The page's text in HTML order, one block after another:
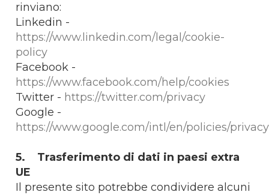
rinviano:
Linkedin -
https://www.linkedin.com/legal/cookie-
policy
Facebook -
https://www.facebook.com/help/cookies
Twitter - https://twitter.com/privacy
Google -
https://www.google.com/intl/en/policies/privacy
5. Trasferimento di dati in paesi extra
UE
Il presente sito potrebbe condividere alcuni